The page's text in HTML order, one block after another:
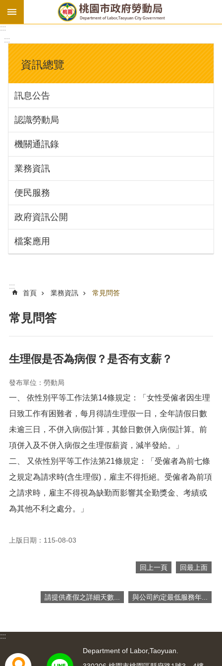
基
法
勞
資
會
庇
護
工
場
進
訊
息
公
識
動
局
關
通
錄
務
訊
民
服
府
公
:::
:::
資訊總覽
訊息公告
認識勞動局
機關通訊錄
業務資訊
便民服務
政府資訊公開
檔案應用
:::
首頁 業務資訊 常見問答
常見問答
生理假是否為病假？是否有支薪？
發布單位：勞動局
一、 依性別平等工作法第14條規定：「女性受僱者因生理
日致工作有困難者，每月得請生理假一日，全年請假日數
未逾三日，不併入病假計算，其餘日數併入病假計算。前
項併入及不併入病假之生理假薪資，減半發給。」
二、 又依性別平等工作法第21條規定：「受僱者為前七條
之規定為請求時(含生理假)，雇主不得拒絕。受僱者為前項
之請求時，雇主不得視為缺勤而影響其全勤獎金、考績或
為其他不利之處分。」
上版日期：115-08-03
回上一頁 回最上面
請提供產假之詳細天數... 與公司約定最低服務年...
:::
Department of Labor,Taoyuan.